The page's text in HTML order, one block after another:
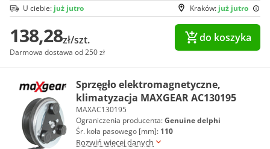
Kraków: już jutro
U ciebie: już jutro
138,28zł/szt.
Darmowa dostawa od 250 zł
do koszyka
Sprzęgło elektromagnetyczne,
klimatyzacja MAXGEAR AC130195
MAXAC130195
Ograniczenia producenta:Genuine delphi
Śr. koła pasowego [mm]: 110
Rozwiń więcej danych